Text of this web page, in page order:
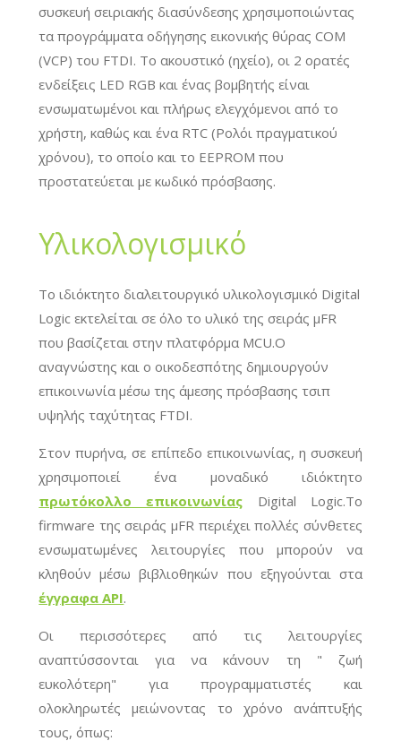
συσκευή σειριακής διασύνδεσης χρησιμοποιώντας
τα προγράμματα οδήγησης εικονικής θύρας COM
(VCP) του FTDI. Το ακουστικό (ηχείο), οι 2 ορατές
ενδείξεις LED RGB και ένας βομβητής είναι
ενσωματωμένοι και πλήρως ελεγχόμενοι από το
χρήστη, καθώς και ένα RTC (Ρολόι πραγματικού
χρόνου), το οποίο και το EEPROM που
προστατεύεται με κωδικό πρόσβασης.
Υλικολογισμικό
Το ιδιόκτητο διαλειτουργικό υλικολογισμικό Digital
Logic εκτελείται σε όλο το υλικό της σειράς μFR
που βασίζεται στην πλατφόρμα MCU.Ο
αναγνώστης και ο οικοδεσπότης δημιουργούν
επικοινωνία μέσω της άμεσης πρόσβασης τσιπ
υψηλής ταχύτητας FTDI.
Στον πυρήνα, σε επίπεδο επικοινωνίας, η συσκευή
χρησιμοποιεί ένα μοναδικό ιδιόκτητο
πρωτόκολλο επικοινωνίας Digital Logic.Το
firmware της σειράς μFR περιέχει πολλές σύνθετες
ενσωματωμένες λειτουργίες που μπορούν να
κληθούν μέσω βιβλιοθηκών που εξηγούνται στα
έγγραφα API.
Οι περισσότερες από τις λειτουργίες
αναπτύσσονται για να κάνουν τη " ζωή
ευκολότερη" για προγραμματιστές και
ολοκληρωτές μειώνοντας το χρόνο ανάπτυξής
τους, όπως: